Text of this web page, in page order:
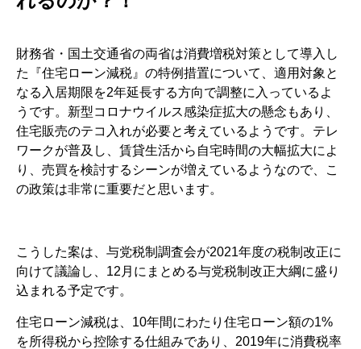
財務省・国土交通省の両省は消費増税対策として導入し
た『住宅ローン減税』の特例措置について、適用対象と
なる入居期限を2年延長する方向で調整に入っているよ
うです。新型コロナウイルス感染症拡大の懸念もあり、
住宅販売のテコ入れが必要と考えているようです。テレ
ワークが普及し、賃貸生活から自宅時間の大幅拡大によ
り、売買を検討するシーンが増えているようなので、こ
の政策は非常に重要だと思います。
こうした案は、与党税制調査会が2021年度の税制改正に
向けて議論し、12月にまとめる与党税制改正大綱に盛り
込まれる予定です。
住宅ローン減税は、10年間にわたり住宅ローン額の1%
を所得税から控除する仕組みであり、2019年に消費税率